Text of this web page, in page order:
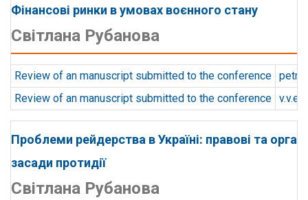
Фінансові ринки в умовах воєнного стану
Світлана Рубанова
Review of an manuscript submitted to the conference
Review of an manuscript submitted to the conference
Проблеми рейдерства в Україні: правові та
засади протидії
Світлана Рубанова